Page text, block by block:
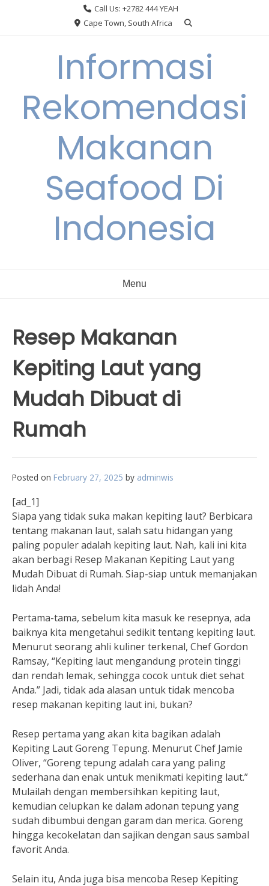
Call Us: +2782 444 YEAH
Cape Town, South Africa
Informasi
Rekomendasi
Makanan
Seafood Di
Indonesia
Menu
Resep Makanan
Kepiting Laut yang
Mudah Dibuat di
Rumah
Posted on February 27, 2025 by adminwis
[ad_1]
Siapa yang tidak suka makan kepiting laut? Berbicara
tentang makanan laut, salah satu hidangan yang
paling populer adalah kepiting laut. Nah, kali ini kita
akan berbagi Resep Makanan Kepiting Laut yang
Mudah Dibuat di Rumah. Siap-siap untuk memanjakan
lidah Anda!
Pertama-tama, sebelum kita masuk ke resepnya, ada
baiknya kita mengetahui sedikit tentang kepiting laut.
Menurut seorang ahli kuliner terkenal, Chef Gordon
Ramsay, “Kepiting laut mengandung protein tinggi
dan rendah lemak, sehingga cocok untuk diet sehat
Anda.” Jadi, tidak ada alasan untuk tidak mencoba
resep makanan kepiting laut ini, bukan?
Resep pertama yang akan kita bagikan adalah
Kepiting Laut Goreng Tepung. Menurut Chef Jamie
Oliver, “Goreng tepung adalah cara yang paling
sederhana dan enak untuk menikmati kepiting laut.”
Mulailah dengan membersihkan kepiting laut,
kemudian celupkan ke dalam adonan tepung yang
sudah dibumbui dengan garam dan merica. Goreng
hingga kecokelatan dan sajikan dengan saus sambal
favorit Anda.
Selain itu, Anda juga bisa mencoba Resep Kepiting